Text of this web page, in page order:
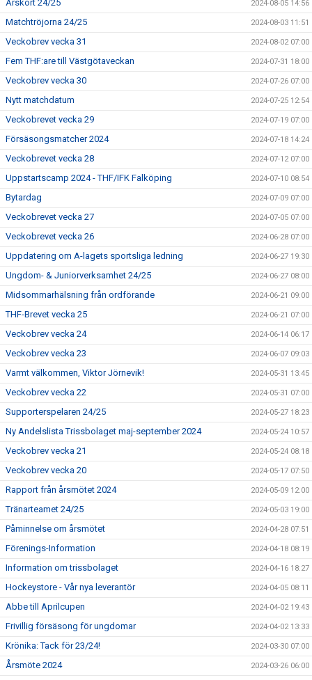
Årskort 24/25 2024-08-05 14:56
Matchtröjorna 24/25 2024-08-03 11:51
Veckobrev vecka 31 2024-08-02 07:00
Fem THF:are till Västgötaveckan 2024-07-31 18:00
Veckobrev vecka 30 2024-07-26 07:00
Nytt matchdatum 2024-07-25 12:54
Veckobrevet vecka 29 2024-07-19 07:00
Försäsongsmatcher 2024 2024-07-18 14:24
Veckobrevet vecka 28 2024-07-12 07:00
Uppstartscamp 2024 - THF/IFK Falköping 2024-07-10 08:54
Bytardag 2024-07-09 07:00
Veckobrevet vecka 27 2024-07-05 07:00
Veckobrevet vecka 26 2024-06-28 07:00
Uppdatering om A-lagets sportsliga ledning 2024-06-27 19:30
Ungdom- & Juniorverksamhet 24/25 2024-06-27 08:00
Midsommarhälsning från ordförande 2024-06-21 09:00
THF-Brevet vecka 25 2024-06-21 07:00
Veckobrev vecka 24 2024-06-14 06:17
Veckobrev vecka 23 2024-06-07 09:03
Varmt välkommen, Viktor Jörnevik! 2024-05-31 13:45
Veckobrev vecka 22 2024-05-31 07:00
Supporterspelaren 24/25 2024-05-27 18:23
Ny Andelslista Trissbolaget maj-september 2024 2024-05-24 10:57
Veckobrev vecka 21 2024-05-24 08:18
Veckobrev vecka 20 2024-05-17 07:50
Rapport från årsmötet 2024 2024-05-09 12:00
Tränarteamet 24/25 2024-05-03 19:00
Påminnelse om årsmötet 2024-04-28 07:51
Förenings-Information 2024-04-18 08:19
Information om trissbolaget 2024-04-16 18:27
Hockeystore - Vår nya leverantör 2024-04-05 08:11
Abbe till Aprilcupen 2024-04-02 19:43
Frivillig försäsong för ungdomar 2024-04-02 13:33
Krönika: Tack för 23/24! 2024-03-30 07:00
Årsmöte 2024 2024-03-26 06:00